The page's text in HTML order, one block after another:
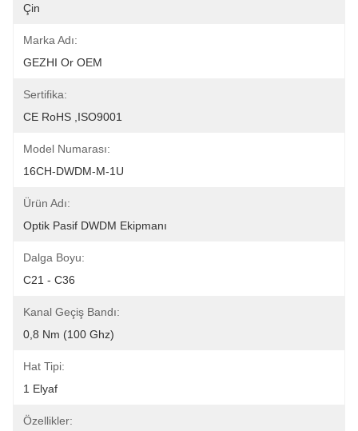
Çin
Marka Adı:
GEZHI Or OEM
Sertifika:
CE RoHS ,ISO9001
Model Numarası:
16CH-DWDM-M-1U
Ürün Adı:
Optik Pasif DWDM Ekipmanı
Dalga Boyu:
C21 - C36
Kanal Geçiş Bandı:
0,8 Nm (100 Ghz)
Hat Tipi:
1 Elyaf
Özellikler: